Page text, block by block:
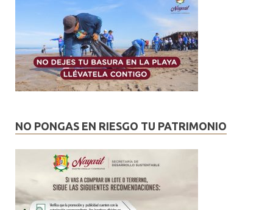
NO PONGAS EN RIESGO TU PATRIMONIO